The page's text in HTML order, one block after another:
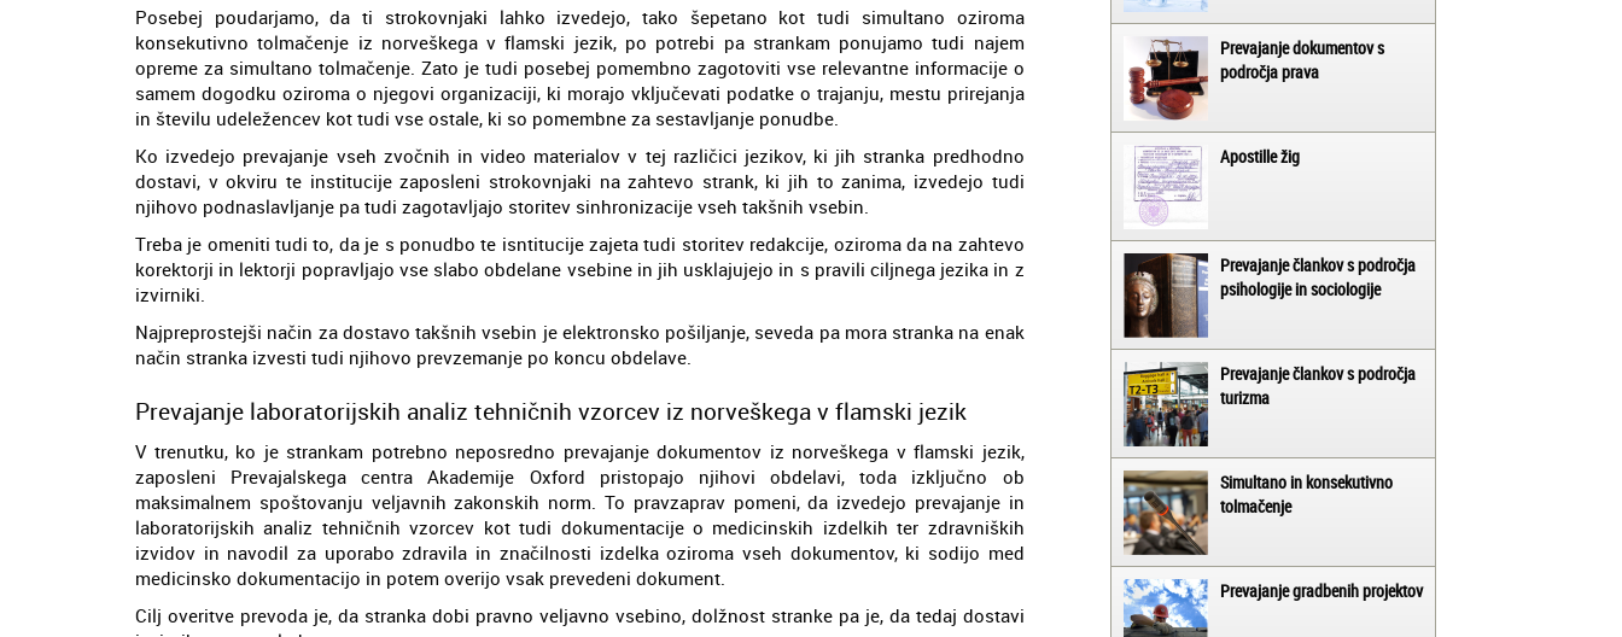
Posebej poudarjamo, da ti strokovnjaki lahko izvedejo, tako šepetano kot tudi simultano oziroma
konsekutivno tolmačenje iz norveškega v flamski jezik, po potrebi pa strankam ponujamo tudi najem
opreme za simultano tolmačenje. Zato je tudi posebej pomembno zagotoviti vse relevantne informacije o
samem dogodku oziroma o njegovi organizaciji, ki morajo vključevati podatke o trajanju, mestu prirejanja
in številu udeležencev kot tudi vse ostale, ki so pomembne za sestavljanje ponudbe.
Ko izvedejo prevajanje vseh zvočnih in video materialov v tej različici jezikov, ki jih stranka predhodno
dostavi, v okviru te institucije zaposleni strokovnjaki na zahtevo strank, ki jih to zanima, izvedejo tudi
njihovo podnaslavljanje pa tudi zagotavljajo storitev sinhronizacije vseh takšnih vsebin.
Treba je omeniti tudi to, da je s ponudbo te isntitucije zajeta tudi storitev redakcije, oziroma da na zahtevo
korektorji in lektorji popravljajo vse slabo obdelane vsebine in jih usklajujejo in s pravili ciljnega jezika in z
izvirniki.
Najpreprostejši način za dostavo takšnih vsebin je elektronsko pošiljanje, seveda pa mora stranka na enak
način stranka izvesti tudi njihovo prevzemanje po koncu obdelave.
Prevajanje laboratorijskih analiz tehničnih vzorcev iz norveškega v flamski jezik
V trenutku, ko je strankam potrebno neposredno prevajanje dokumentov iz norveškega v flamski jezik,
zaposleni Prevajalskega centra Akademije Oxford pristopajo njihovi obdelavi, toda izključno ob
maksimalnem spoštovanju veljavnih zakonskih norm. To pravzaprav pomeni, da izvedejo prevajanje in
laboratorijskih analiz tehničnih vzorcev kot tudi dokumentacije o medicinskih izdelkih ter zdravniških
izvidov in navodil za uporabo zdravila in značilnosti izdelka oziroma vseh dokumentov, ki sodijo med
medicinsko dokumentacijo in potem overijo vsak prevedeni dokument.
Cilj overitve prevoda je, da stranka dobi pravno veljavno vsebino, dolžnost stranke pa je, da tedaj dostavi
Prevajanje dokumentov s
področja prava
Apostille žig
Prevajanje člankov s področja
psihologije in sociologije
Prevajanje člankov s področja
turizma
Simultano in konsekutivno
tolmačenje
Prevajanje gradbenih projektov